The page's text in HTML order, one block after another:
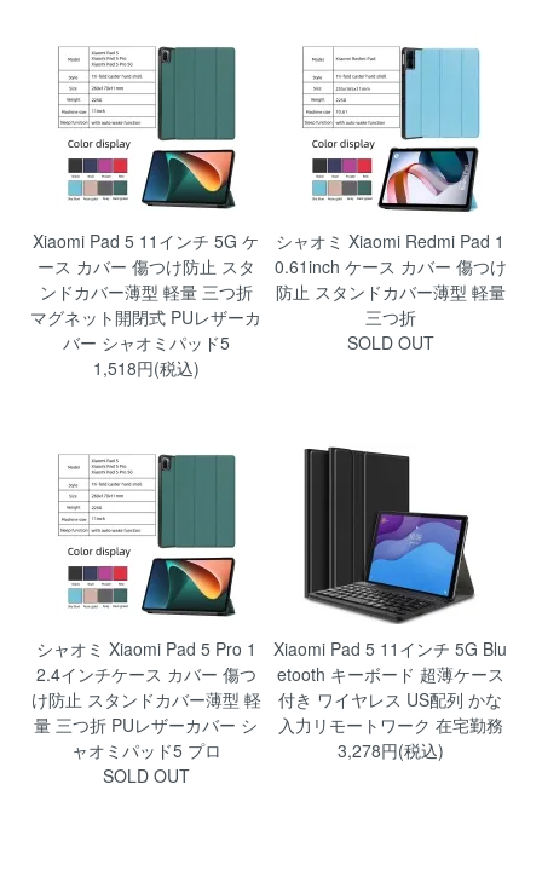
Xiaomi Pad 5 11インチ 5G ケ
ース カバー 傷つけ防止 スタ
ンドカバー薄型 軽量 三つ折
マグネット開閉式 PUレザーカ
バー シャオミパッド5
1,518円(税込)
シャオミ Xiaomi Redmi Pad 1
0.61inch ケース カバー 傷つけ
防止 スタンドカバー薄型 軽量
三つ折
SOLD OUT
シャオミ Xiaomi Pad 5 Pro 1
2.4インチケース カバー 傷つ
け防止 スタンドカバー薄型 軽
量 三つ折 PUレザーカバー シ
ャオミパッド5 プロ
SOLD OUT
Xiaomi Pad 5 11インチ 5G Blu
etooth キーボード 超薄ケース
付き ワイヤレス US配列 かな
入力リモートワーク 在宅勤務
3,278円(税込)